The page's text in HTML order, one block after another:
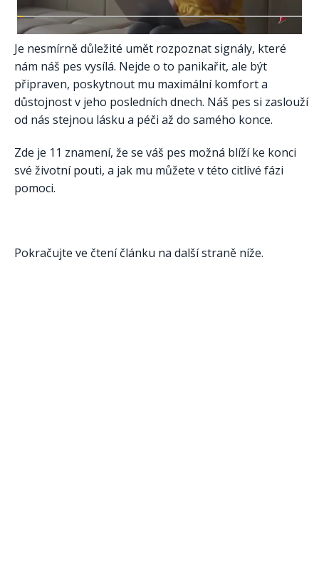
Je nesmírně důležité umět rozpoznat signály, které
nám náš pes vysílá. Nejde o to panikařit, ale být
připraven, poskytnout mu maximální komfort a
důstojnost v jeho posledních dnech. Náš pes si zaslouží
od nás stejnou lásku a péči až do samého konce.
Zde je 11 znamení, že se váš pes možná blíží ke konci
své životní pouti, a jak mu můžete v této citlivé fázi
pomoci.
Pokračujte ve čtení článku na další straně níže.